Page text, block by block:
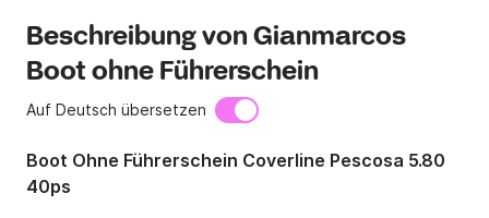
Beschreibung von Gianmarcos
Boot ohne Führerschein
Auf Deutsch übersetzen
Boot Ohne Führerschein Coverline Pescosa 5.80
40ps